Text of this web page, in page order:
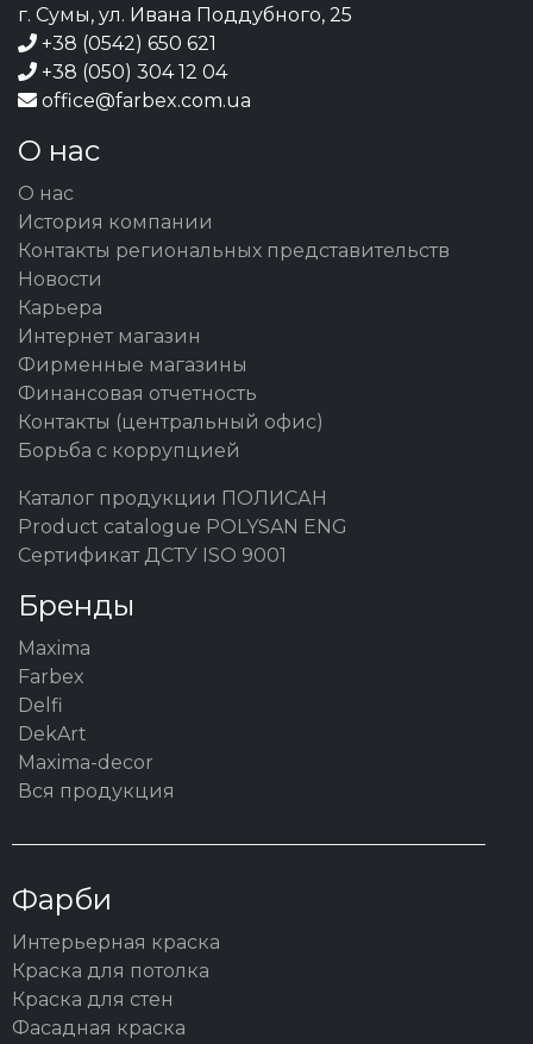
г. Сумы, ул. Ивана Поддубного, 25
+38 (0542) 650 621
+38 (050) 304 12 04
office@farbex.com.ua
О нас
О нас
История компании
Контакты региональных представительств
Новости
Карьера
Интернет магазин
Фирменные магазины
Финансовая отчетность
Контакты (центральный офис)
Борьба с коррупцией
Каталог продукции ПОЛИСАН
Product catalogue POLYSAN ENG
Сертификат ДСТУ ISO 9001
Бренды
Maxima
Farbex
Delfi
DekArt
Maxima-decor
Вся продукция
Фарби
Интерьерная краска
Краска для потолка
Краска для стен
Фасадная краска